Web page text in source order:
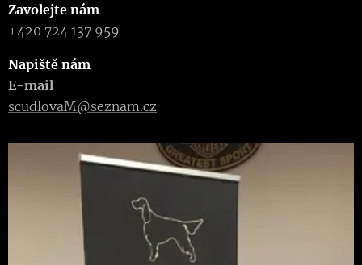
Zavolejte nám
+420 724 137 959
Napiště nám
E-mail
scudlovaM@seznam.cz